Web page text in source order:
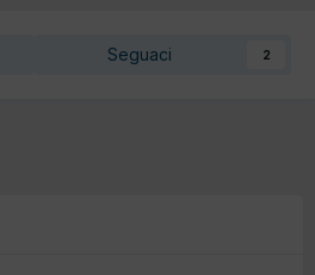
Seguaci 2